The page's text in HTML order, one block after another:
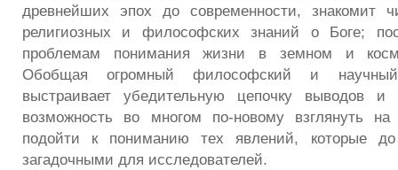
древнейших эпох до современности, знакомит
религиозных и философских знаний о Боге;
проблемам понимания жизни в земном и
Обобщая огромный философский и
выстраивает убедительную цепочку выводов
возможность во многом по-новому взглянуть
подойти к пониманию тех явлений, которые
загадочными для исследователей.